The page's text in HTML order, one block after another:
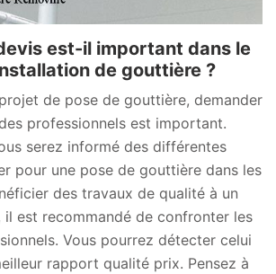
est-il important dans le
de gouttière ?
de pose de gouttière, demander
professionnels est important.
serez informé des différentes
pour une pose de gouttière dans les
des travaux de qualité à un
il est recommandé de confronter les
Vous pourrez détecter celui
rapport qualité prix. Pensez à